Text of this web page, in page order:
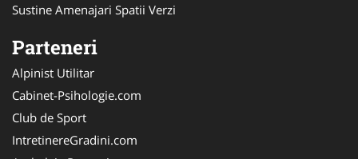
Sustine Amenajari Spatii Verzi
Parteneri
Alpinist Utilitar
Cabinet-Psihologie.com
Club de Sport
IntretinereGradini.com